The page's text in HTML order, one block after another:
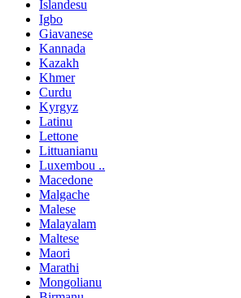
Islandesu
Igbo
Giavanese
Kannada
Kazakh
Khmer
Curdu
Kyrgyz
Latinu
Lettone
Littuanianu
Luxembou ..
Macedone
Malgache
Malese
Malayalam
Maltese
Maori
Marathi
Mongolianu